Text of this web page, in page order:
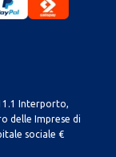
Interporto,
delle Imprese di
sociale €